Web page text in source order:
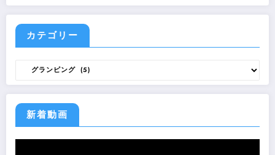
カテゴリー
ゴ
ー
新着動画